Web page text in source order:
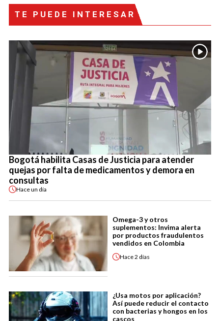
TE PUEDE INTERESAR
Bogotá habilita Casas de Justicia para atender
quejas por falta de medicamentos y demora en
consultas
Haceun día
Omega-3 y otros
suplementos: Invima alerta
por productos fraudulentos
vendidos en Colombia
Hace2 días
¿Usa motos por aplicación?
Así puede reducir el contacto
con bacterias y hongos en los
cascos